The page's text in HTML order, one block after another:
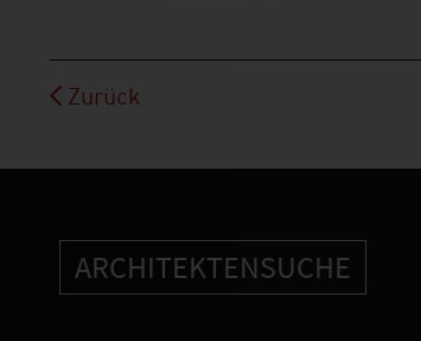
Zurück
ARCHITEKTENSUCHE